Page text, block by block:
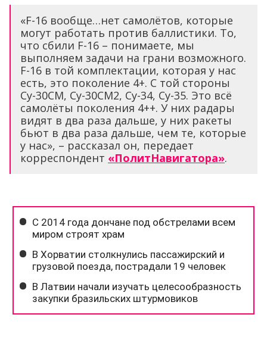
«F-16 вообще…нет самолётов, которые
могут работать против баллистики. То,
что сбили F-16 – понимаете, мы
выполняем задачи на грани возможного.
F-16 в той комплектации, которая у нас
есть, это поколение 4+. С той стороны
Су-30СМ, Су-30СМ2, Су-34, Су-35. Это всё
самолёты поколения 4++. У них радары
видят в два раза дальше, у них ракеты
бьют в два раза дальше, чем те, которые
у нас», – рассказал он, передает
корреспондент «ПолитНавигатора».